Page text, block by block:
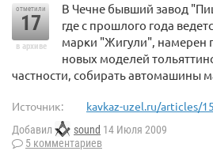
отметили
17
в архиве
В Чечне бывший завод
где с прошлого года
марки "Жигули", намерен
новых моделей
частности, собирать автомашины
Источник: kavkaz-uzel.ru/articles/
Добавил sound 14 Июля 2009
5 комментариев